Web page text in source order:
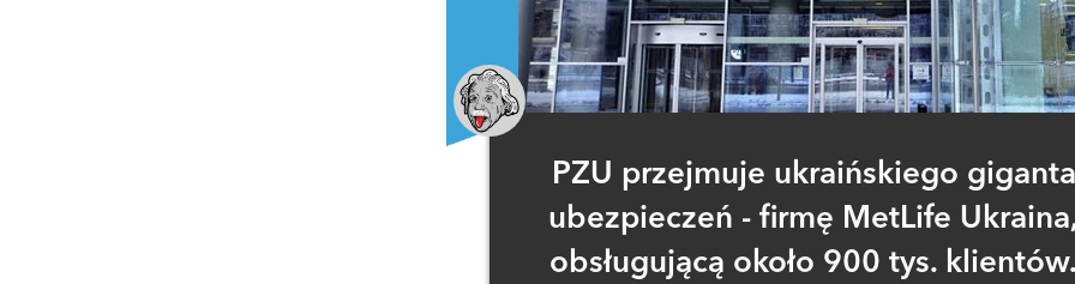
PZU przejmuje ukraińskiego giganta
ubezpieczeń - firmę MetLife
obsługującą około 900 tys.